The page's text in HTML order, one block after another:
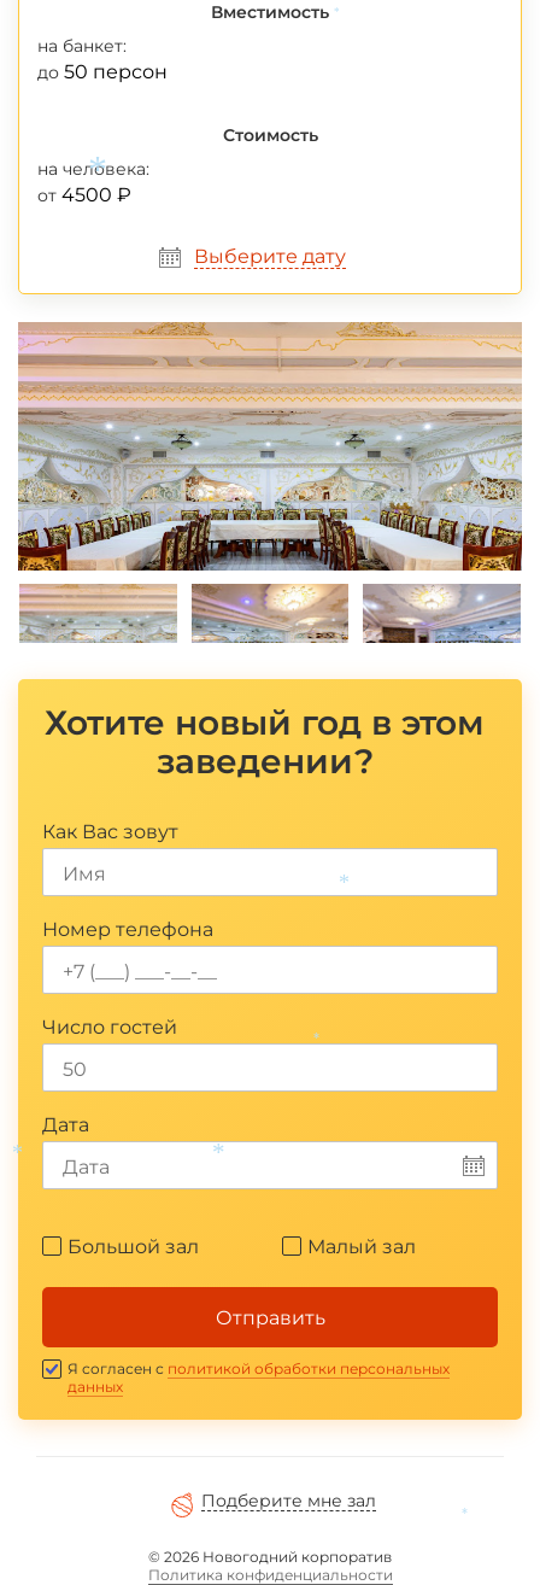
Вместимость
на банкет:
до 50 персон
Стоимость
на человека:
от 4500 ₽
Выберите дату
Хотите новый год в этом
заведении?
Как Вас зовут
Номер телефона
Число гостей
Дата
Большой зал Малый зал
Отправить
Я согласен с политикой обработки персональных
данных
© 2026 Новогодний корпоратив
Политика конфиденциальности
Подберите мне зал
*
*